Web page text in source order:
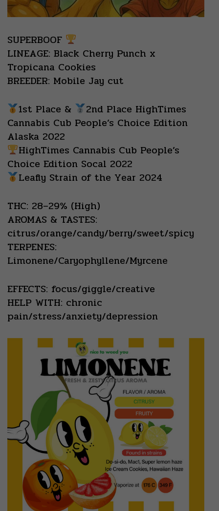
SUPERBOOF
LINEAGE: Black Cherry Punch x
Tropicana Cookies
BREEDER: Mobile Jay cut
1st Place &
2nd Place HighTimes
Cannabis Cub People’s Choice Edition
Alaska 2022
HighTimes Cannabis Cub People’s
Choice Edition Socal 2022
Leafly Strain of the Year 2024
THC: 28–29% (High)
AROMAS & TASTES:
citrus/orange/candy/berry/sweet/spicy
TERPENES:
Limonene/Caryophyllene/Myrcene
EFFECTS: focus/giggle/creative
HELP WITH: chronic
pain/stress/anxiety/depression